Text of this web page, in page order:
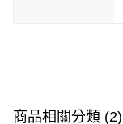
商品相關分類 (2)